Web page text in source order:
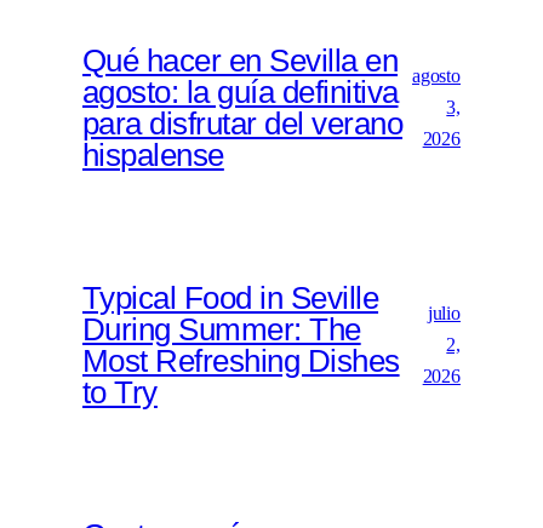
Qué hacer en Sevilla en
agosto: la guía definitiva
para disfrutar del verano
hispalense
agosto
3,
2026
Typical Food in Seville
During Summer: The
Most Refreshing Dishes
to Try
julio
2,
2026